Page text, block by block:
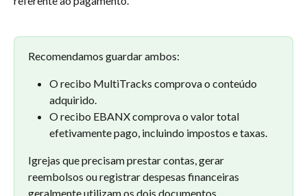
Recomendamos guardar ambos:
O recibo MultiTracks comprova o conteúdo
adquirido.
O recibo EBANX comprova o valor total
efetivamente pago, incluindo impostos e taxas.
Igrejas que precisam prestar contas, gerar
reembolsos ou registrar despesas financeiras
geralmente utilizam os dois documentos.